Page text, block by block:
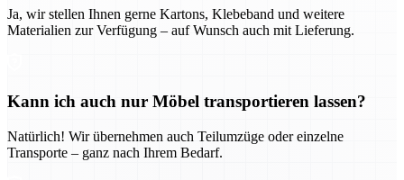
Ja, wir stellen Ihnen gerne Kartons, Klebeband und weitere
Materialien zur Verfügung – auf Wunsch auch mit Lieferung.
Kann ich auch nur Möbel transportieren lassen?
Natürlich! Wir übernehmen auch Teilumzüge oder einzelne
Transporte – ganz nach Ihrem Bedarf.